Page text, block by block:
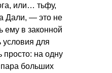
или… тьфу,
Дали, — это не
ему в законной
условия для
просто: на одну
пара больших